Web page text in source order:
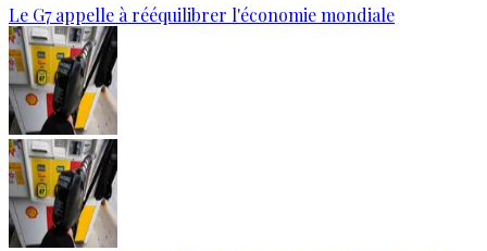
Le G7 appelle à rééquilibrer l'économie mondiale